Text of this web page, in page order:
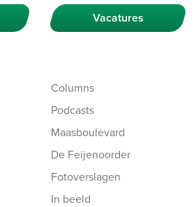
Vacatures
Columns
Podcasts
Maasboulevard
De Feijenoorder
Fotoverslagen
In beeld